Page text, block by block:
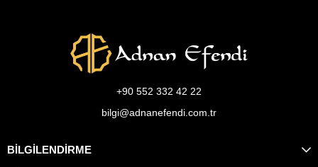
+90 552 332 42 22
bilgi@adnanefendi.com.tr
BİLGİLENDİRME